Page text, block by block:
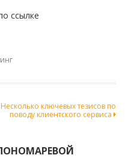
ссылке
Несколько ключевых тезисов по
поводу клиентского сервиса